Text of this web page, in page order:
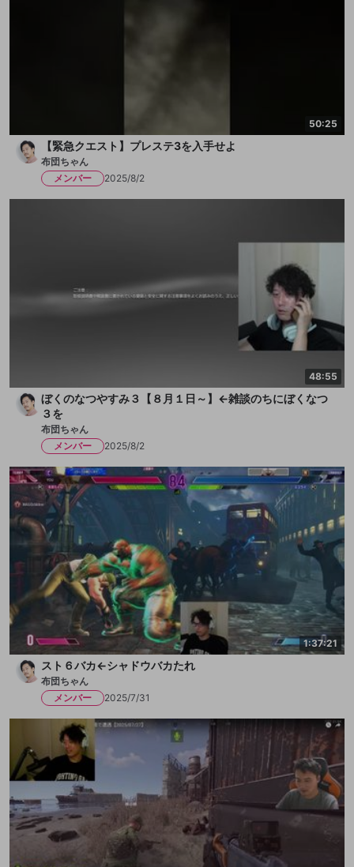
50:25
【緊急クエスト】プレステ3を入手せよ
布団ちゃん
メンバー
2025/8/2
48:55
ぼくのなつやすみ３【８月１日～】←雑談のちにぼくなつ
３を
布団ちゃん
メンバー
2025/8/2
1:37:21
スト６バカ←シャドウバカたれ
布団ちゃん
メンバー
2025/7/31